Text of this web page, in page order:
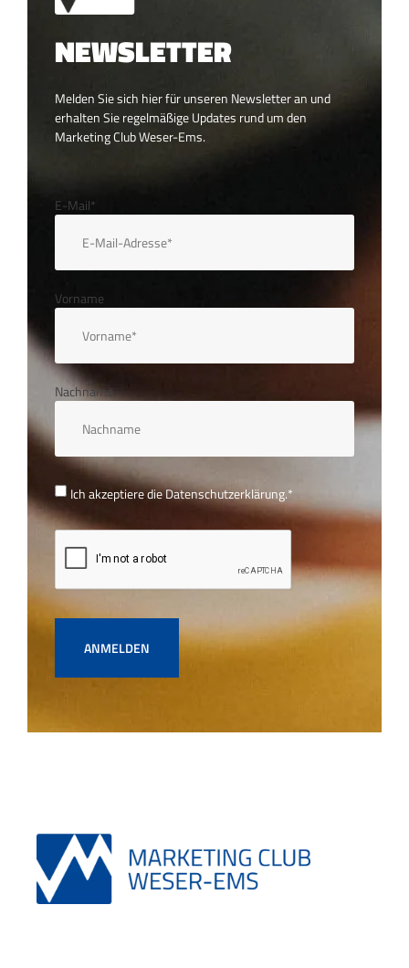
NEWSLETTER
Melden Sie sich hier für unseren Newsletter an und
erhalten Sie regelmäßige Updates rund um den
Marketing Club Weser-Ems.
E-Mail*
Vorname
Nachname
Ich akzeptiere dieDatenschutzerklärung.*
ANMELDEN